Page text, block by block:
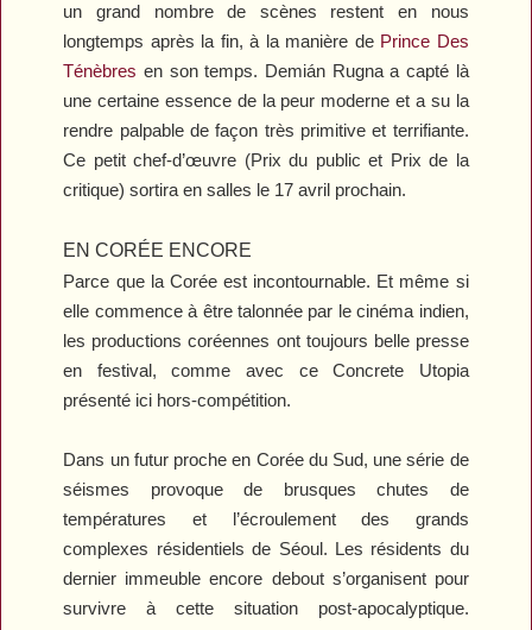
un grand nombre de scènes restent en nous
longtemps après la fin, à la manière de Prince Des
Ténèbres en son temps. Demián Rugna a capté là
une certaine essence de la peur moderne et a su la
rendre palpable de façon très primitive et terrifiante.
Ce petit chef-d’œuvre (Prix du public et Prix de la
critique) sortira en salles le 17 avril prochain.
EN CORÉE ENCORE
Parce que la Corée est incontournable. Et même si
elle commence à être talonnée par le cinéma indien,
les productions coréennes ont toujours belle presse
en festival, comme avec ceConcrete Utopia
présenté ici hors-compétition.
Dans un futur proche en Corée du Sud, une série de
séismes provoque de brusques chutes de
températures et l’écroulement des grands
complexes résidentiels de Séoul. Les résidents du
dernier immeuble encore debout s’organisent pour
survivre à cette situation post-apocalyptique.